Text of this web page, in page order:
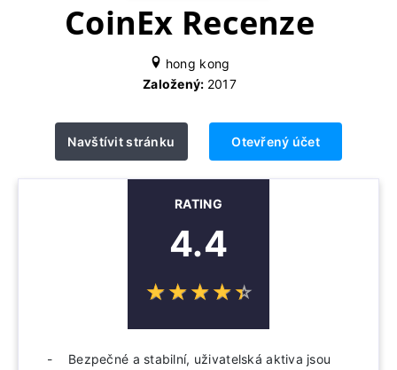
CoinEx Recenze
hong kong
Založený: 2017
Navštívit stránku Otevřený účet
RATING
4.4
☆☆☆☆☆
★★★★★
Bezpečné a stabilní, uživatelská aktiva jsou